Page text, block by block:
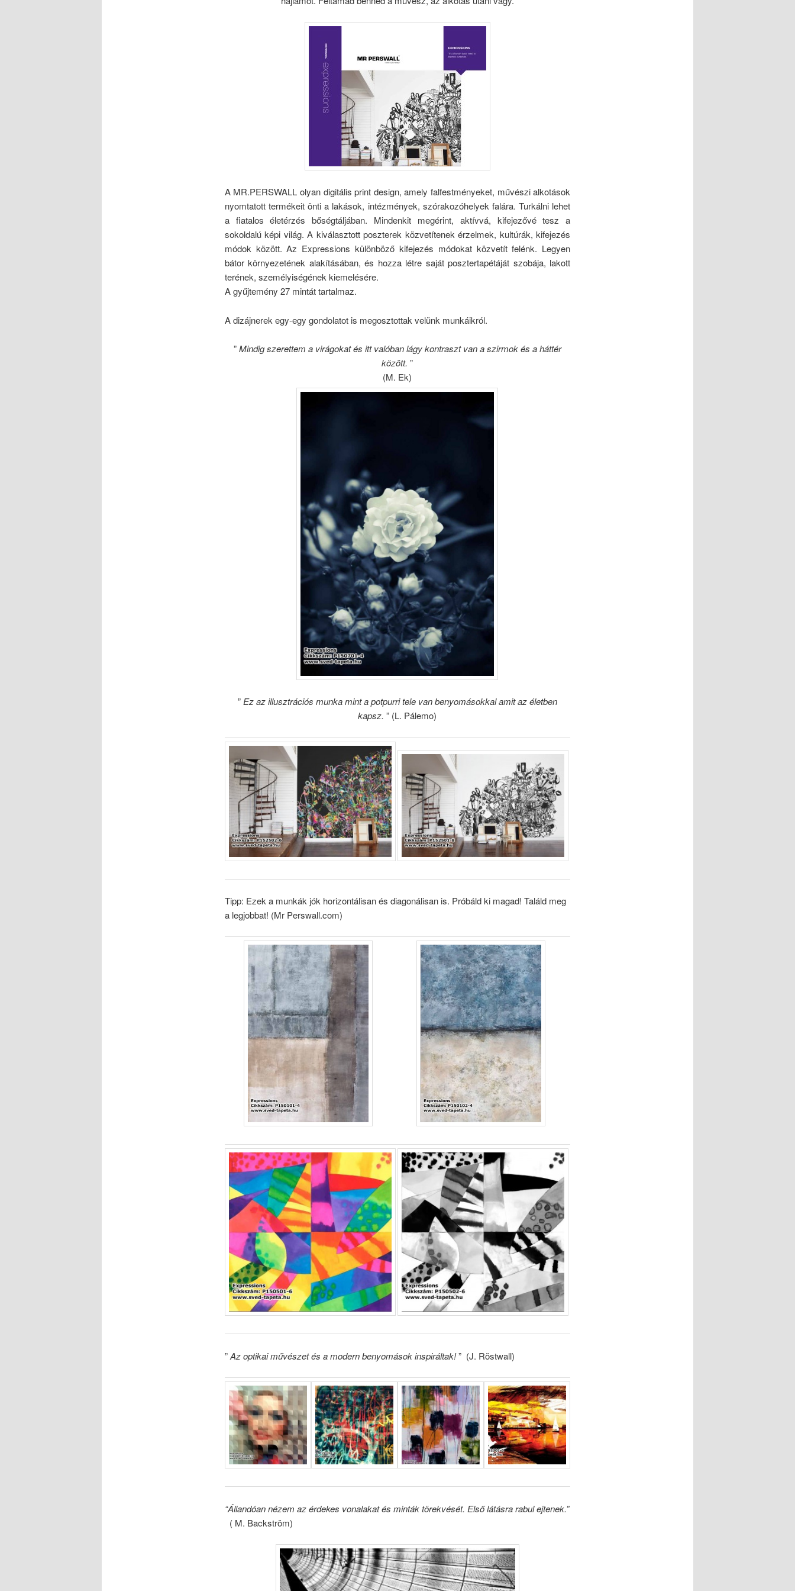
A MR.PERSWALL olyan digitális print design, amely falfestményeket, művészi alkotások
nyomtatott termékeit önti a lakások, intézmények, szórakozóhelyek falára. Turkálni lehet
a fiatalos életérzés bőségtáljában. Mindenkit megérint, aktívvá, kifejezővé tesz a
sokoldalú képi világ. A kiválasztott poszterek közvetítenek érzelmek, kultúrák, kifejezés
módok között. Az Expressions különböző kifejezés módokat közvetít felénk. Legyen
bátor környezetének alakításában, és hozza létre saját posztertapétáját szobája, lakott
terének, személyiségének kiemelésére.
A gyűjtemény 27 mintát tartalmaz.
A dizájnerek egy-egy gondolatot is megosztottak velünk munkáikról.
”Mindig szerettem a virágokat és itt valóban lágy kontraszt van a szirmok és a háttér
között.”
(M. Ek)
”Ez az illusztrációs munka mint a potpurri tele van benyomásokkal amit az életben
kapsz.” (L. Pálemo)
Tipp: Ezek a munkák jók horizontálisan és diagonálisan is. Próbáld ki magad! Találd meg
a legjobbat! (Mr Perswall.com)
”Az optikai művészet és a modern benyomások inspiráltak!” (J. Röstwall)
“Állandóan nézem az érdekes vonalakat és minták törekvését. Első látásra rabul ejtenek.”
( M. Backström)